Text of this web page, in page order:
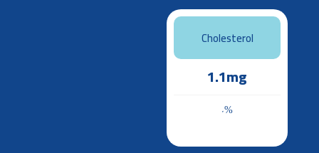
Cholesterol
1.1mg
0%